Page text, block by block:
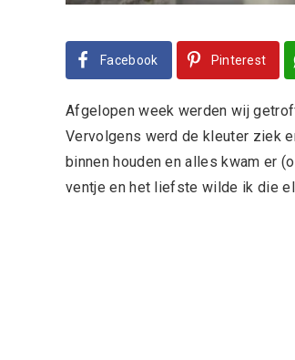
Facebook Pinterest
Afgelopen week werden wij
Vervolgens werd de kleuter ziek
binnen houden en alles kwam er
ventje en het liefste wilde ik die